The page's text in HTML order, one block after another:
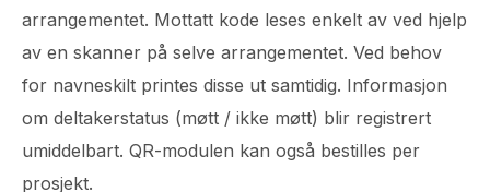
arrangementet. Mottatt kode leses enkelt av ved hjelp
av en skanner på selve arrangementet. Ved behov
for navneskilt printes disse ut samtidig. Informasjon
om deltakerstatus (møtt / ikke møtt) blir registrert
umiddelbart. QR-modulen kan også bestilles per
prosjekt.